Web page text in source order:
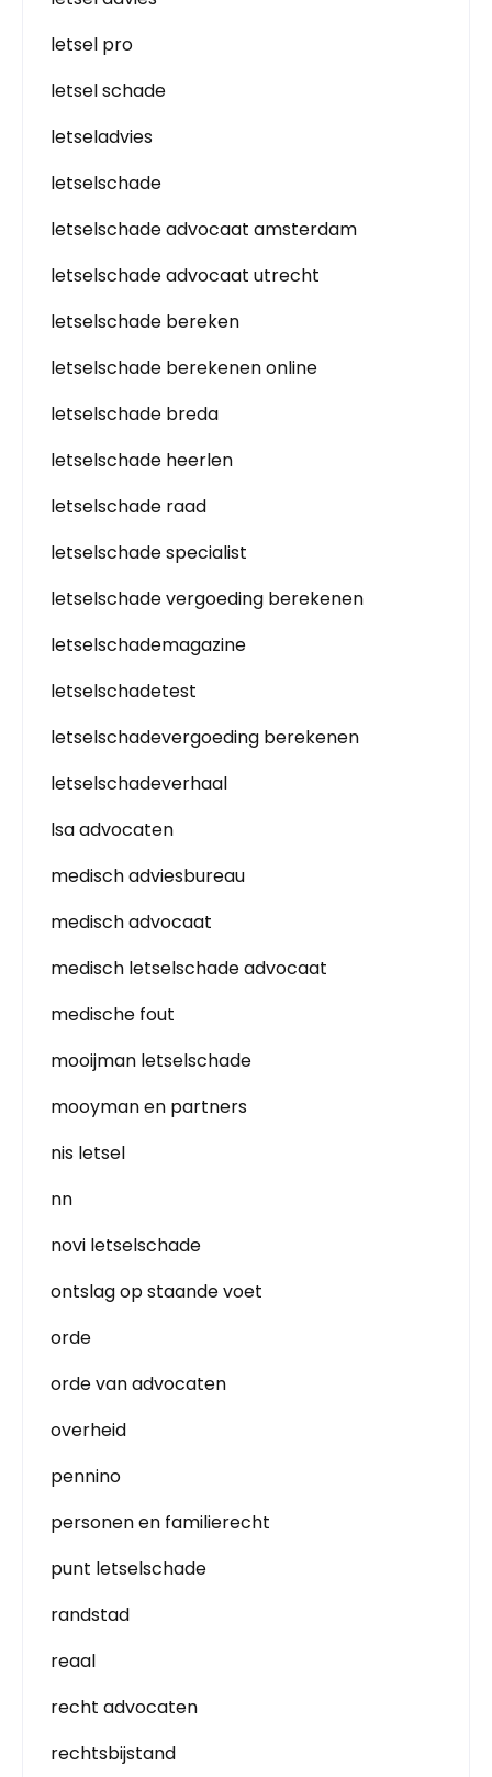
letsel pro
letsel schade
letseladvies
letselschade
letselschade advocaat amsterdam
letselschade advocaat utrecht
letselschade bereken
letselschade berekenen online
letselschade breda
letselschade heerlen
letselschade raad
letselschade specialist
letselschade vergoeding berekenen
letselschademagazine
letselschadetest
letselschadevergoeding berekenen
letselschadeverhaal
lsa advocaten
medisch adviesbureau
medisch advocaat
medisch letselschade advocaat
medische fout
mooijman letselschade
mooyman en partners
nis letsel
nn
novi letselschade
ontslag op staande voet
orde
orde van advocaten
overheid
pennino
personen en familierecht
punt letselschade
randstad
reaal
recht advocaten
rechtsbijstand